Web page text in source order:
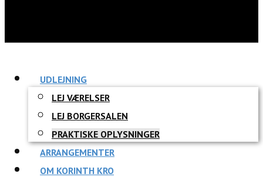
UDLEJNING
LEJ VÆRELSER
LEJ BORGERSALEN
PRAKTISKE OPLYSNINGER
ARRANGEMENTER
OM KORINTH KRO